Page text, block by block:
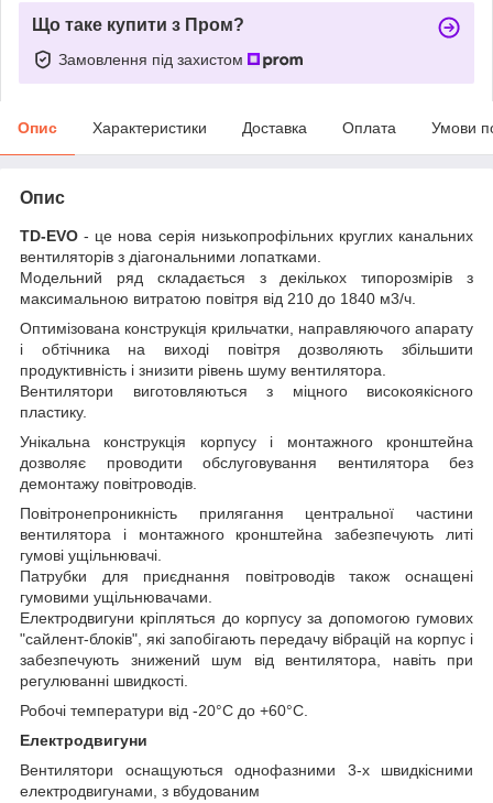
Що таке купити з Пром?
Замовлення під захистом
Опис Характеристики Доставка Оплата Умови
Опис
TD-EVO - це нова серія низькопрофільних круглих канальних
вентиляторів з діагональними лопатками.
Модельний ряд складається з декількох типорозмірів з
максимальною витратою повітря від 210 до 1840 м3/ч.
Оптимізована конструкція крильчатки, направляючого апарату
і обтічника на виході повітря дозволяють збільшити
продуктивність і знизити рівень шуму вентилятора.
Вентилятори виготовляються з міцного високоякісного
пластику.
Унікальна конструкція корпусу і монтажного кронштейна
дозволяє проводити обслуговування вентилятора без
демонтажу повітроводів.
Повітронепроникність прилягання центральної частини
вентилятора і монтажного кронштейна забезпечують литі
гумові ущільнювачі.
Патрубки для приєднання повітроводів також оснащені
гумовими ущільнювачами.
Електродвигуни кріпляться до корпусу за допомогою гумових
"сайлент-блоків", які запобігають передачу вібрацій на корпус і
забезпечують знижений шум від вентилятора, навіть при
регулюванні швидкості.
Робочі температури від -20°С до +60°С.
Електродвигуни
Вентилятори оснащуються однофазними 3-х швидкісними
електродвигунами, з вбудованим